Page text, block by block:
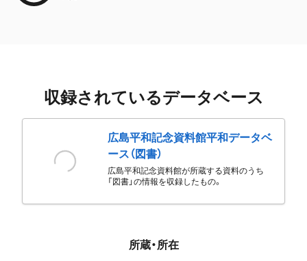
収録されているデータベース
広島平和記念資料館平和データベ
ース（図書）
広島平和記念資料館が所蔵する資料のうち
「図書」の情報を収録したもの。
所蔵・所在